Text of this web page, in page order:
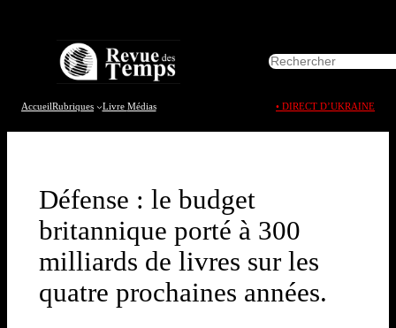
R
AccueilRubriques Livre Médias • DIRECT D’UKRAINE
Défense : le budget
britannique porté à 300
milliards de livres sur les
quatre prochaines années.